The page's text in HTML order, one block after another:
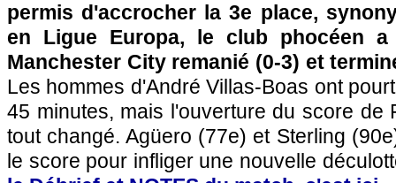
permis d'accrocher la 3e place,
en Ligue Europa, le club phocéen
Manchester City remanié (0-3) et
Les hommes d'André Villas-Boas ont
45 minutes, mais l'ouverture du score de
tout changé. Agüero (77e) et Sterling
le score pour infliger une nouvelle